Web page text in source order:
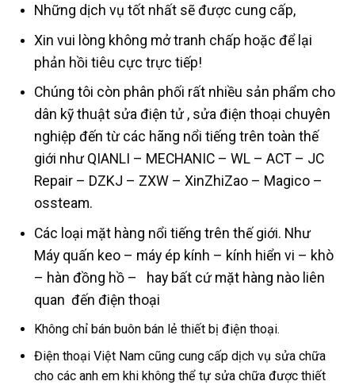
Những dịch vụ tốt nhất sẽ được cung cấp,
Xin vui lòng không mở tranh chấp hoặc để lại
phản hồi tiêu cực trực tiếp!
Chúng tôi còn phân phối rất nhiều sản phẩm cho
dân kỹ thuật sửa điện tử , sửa điện thoại chuyên
nghiệp đến từ các hãng nổi tiếng trên toàn thế
giới như QIANLI – MECHANIC – WL – ACT – JC
Repair – DZKJ – ZXW – XinZhiZao – Magico –
ossteam.
Các loại mặt hàng nổi tiếng trên thế giới. Như
Máy quấn keo – máy ép kính – kính hiển vi – khò
– hàn đồng hồ – hay bất cứ mặt hàng nào liên
quan đến điện thoại
Không chỉ bán buôn bán lẻ thiết bị điện thoại.
Điện thoại Việt Nam cũng cung cấp dịch vụ sửa chữa
cho các anh em khi không thể tự sửa chữa được thiết